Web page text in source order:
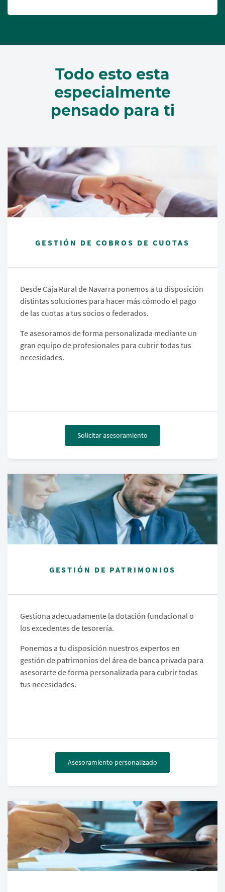
Todo esto esta
especialmente
pensado para ti
GESTIÓN DE COBROS DE CUOTAS
Desde Caja Rural de Navarra ponemos a tu disposición
distintas soluciones para hacer más cómodo el pago
de las cuotas a tus socios o federados.
Te asesoramos de forma personalizada mediante un
gran equipo de profesionales para cubrir todas tus
necesidades.
Solicitar asesoramiento
GESTIÓN DE PATRIMONIOS
Gestiona adecuadamente la dotación fundacional o
los excedentes de tesorería.
Ponemos a tu disposición nuestros expertos en
gestión de patrimonios del área de banca privada para
asesorarte de forma personalizada para cubrir todas
tus necesidades.
Asesoramiento personalizado